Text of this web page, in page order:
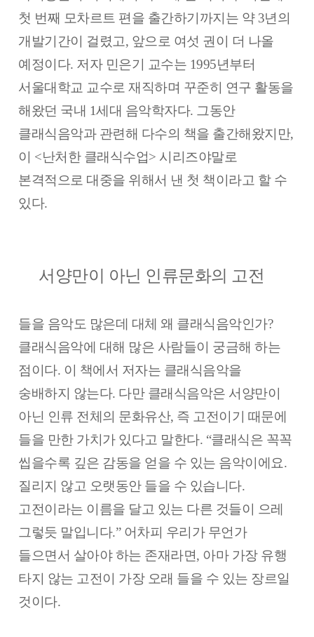
첫 번째 모차르트 편을 출간하기까지는 약 3년의
개발기간이 걸렸고, 앞으로 여섯 권이 더 나올
예정이다. 저자 민은기 교수는 1995년부터
서울대학교 교수로 재직하며 꾸준히 연구 활동을
해왔던 국내 1세대 음악학자다. 그동안
클래식음악과 관련해 다수의 책을 출간해왔지만,
이 <난처한 클래식수업> 시리즈야말로
본격적으로 대중을 위해서 낸 첫 책이라고 할 수
있다.
서양만이 아닌 인류문화의 고전
들을 음악도 많은데 대체 왜 클래식음악인가?
클래식음악에 대해 많은 사람들이 궁금해 하는
점이다. 이 책에서 저자는 클래식음악을
숭배하지 않는다. 다만 클래식음악은 서양만이
아닌 인류 전체의 문화유산, 즉 고전이기 때문에
들을 만한 가치가 있다고 말한다. “클래식은 꼭꼭
씹을수록 깊은 감동을 얻을 수 있는 음악이에요.
질리지 않고 오랫동안 들을 수 있습니다.
고전이라는 이름을 달고 있는 다른 것들이 으레
그렇듯 말입니다.” 어차피 우리가 무언가
들으면서 살아야 하는 존재라면, 아마 가장 유행
타지 않는 고전이 가장 오래 들을 수 있는 장르일
것이다.